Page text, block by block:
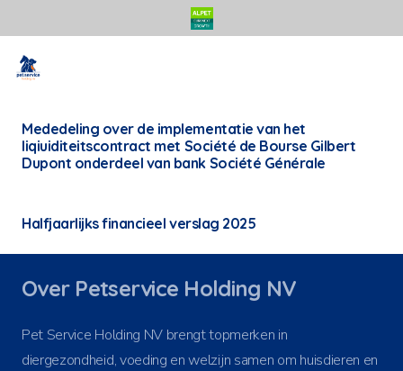
Mededeling over de implementatie van het
liqiuiditeitscontract met Société de Bourse Gilbert
Dupont onderdeel van bank Société Générale
Halfjaarlijks financieel verslag 2025
Over Petservice Holding NV
Pet Service Holding NV brengt topmerken in
diergezondheid, voeding en welzijn samen om huisdieren en